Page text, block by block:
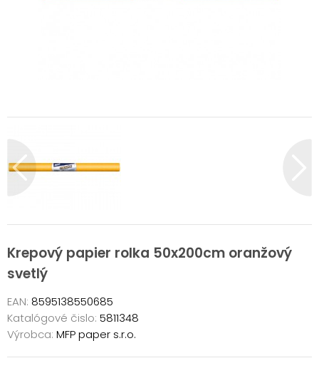
Krepový papier rolka 50x200cm oranžový
svetlý
EAN: 8595138550685
Katalógové čislo: 5811348
Výrobca: MFP paper s.r.o.